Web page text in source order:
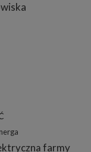
farmy